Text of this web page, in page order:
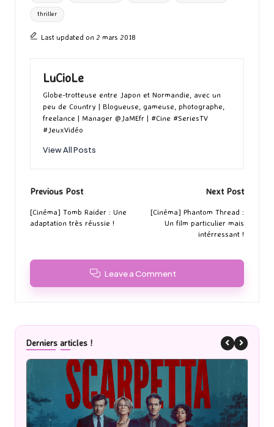
thriller
Last updated on 2 mars 2018
LuCioLe
Globe-trotteuse entre Japon et Normandie, avec un
peu de Country | Blogueuse, gameuse, photographe,
freelance | Manager @JaMEfr | #Cine #SeriesTV
#JeuxVidéo
View All Posts
Post
navigation
Previous Post
[Cinéma] Tomb Raider : Une
adaptation très réussie !
Next Post
[Cinéma] Phantom Thread :
Un film particulier mais
intérressant !
Leave a Comment
Derniers articles !